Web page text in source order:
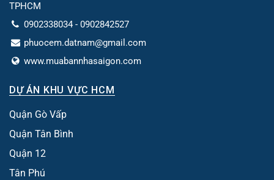
TPHCM
0902338034 - 0902842527
phuocem.datnam@gmail.com
www.muabannhasaigon.com
DỰ ÁN KHU VỰC HCM
Quận Gò Vấp
Quận Tân Bình
Quận 12
Tân Phú